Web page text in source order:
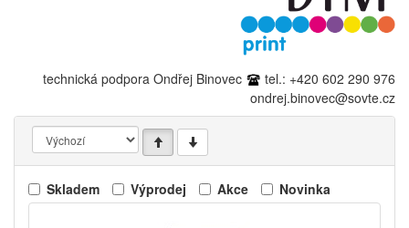
technická podpora Ondřej Binovec
tel.: +420 602 290 976
ondrej.binovec@sovte.cz
Skladem Výprodej Akce Novinka